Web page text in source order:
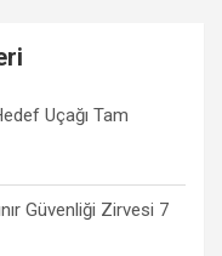
Uçağı Tam
Güvenliği Zirvesi 7